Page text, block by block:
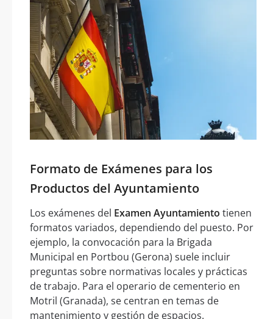
Formato de Exámenes para los
Productos del Ayuntamiento
Los exámenes del Examen Ayuntamiento tienen
formatos variados, dependiendo del puesto. Por
ejemplo, la convocación para la Brigada
Municipal en Portbou (Gerona) suele incluir
preguntas sobre normativas locales y prácticas
de trabajo. Para el operario de cementerio en
Motril (Granada), se centran en temas de
mantenimiento y gestión de espacios.